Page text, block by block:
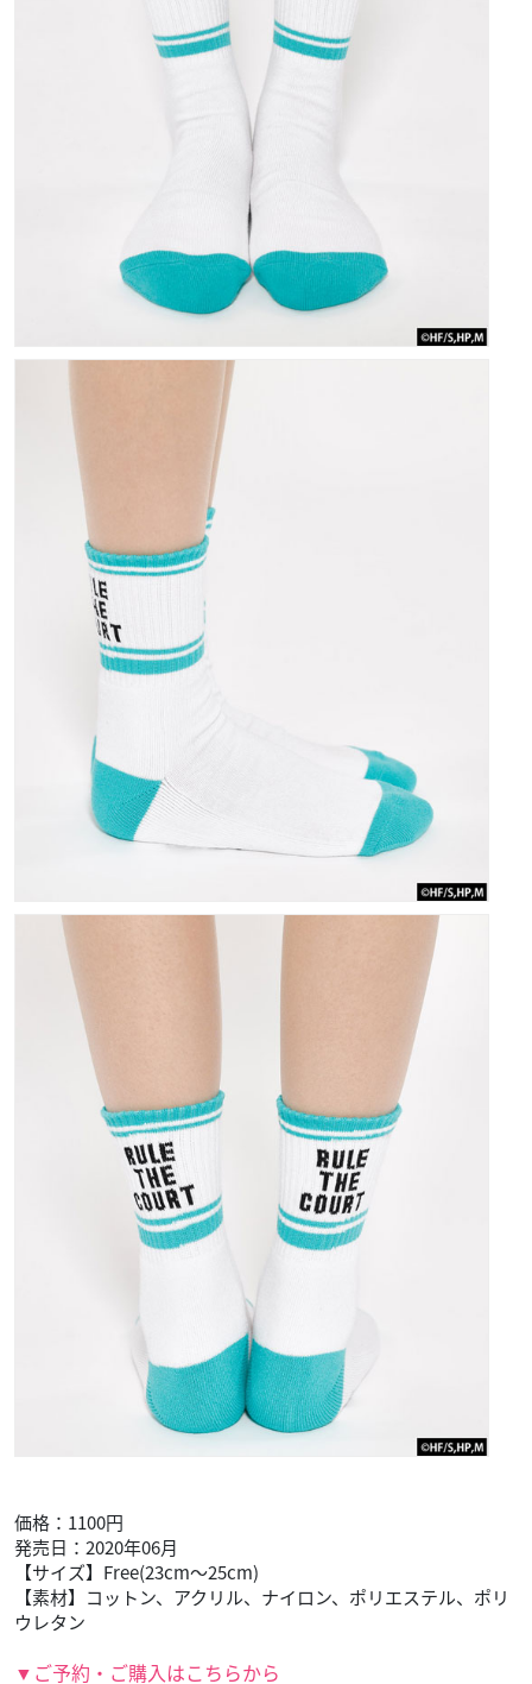
価格：1100円
発売日：2020年06月
【サイズ】Free(23cm～25cm)
【素材】コットン、アクリル、ナイロン、ポリエステル、ポリ
ウレタン
▼ご予約・ご購入はこちらから